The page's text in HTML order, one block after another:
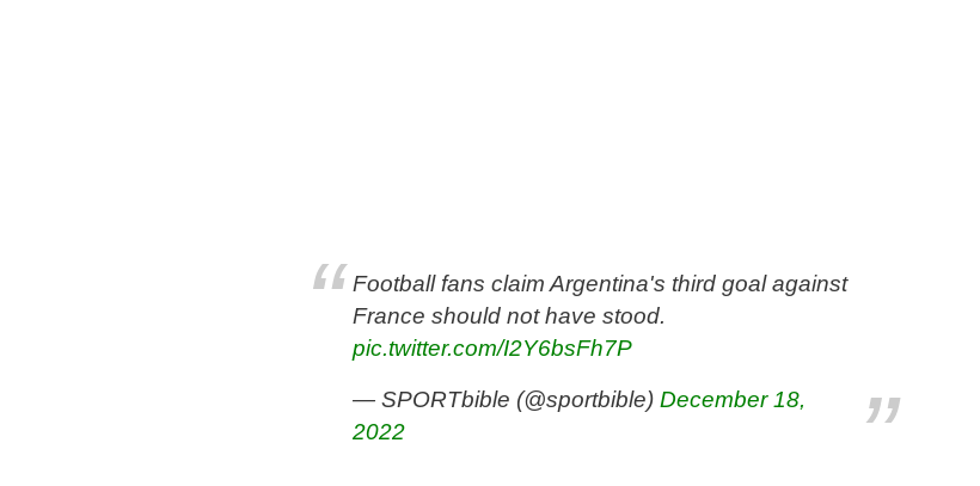
Football fans claim Argentina's third goal against
France should not have stood.
pic.twitter.com/I2Y6bsFh7P
— SPORTbible (@sportbible) December 18,
2022